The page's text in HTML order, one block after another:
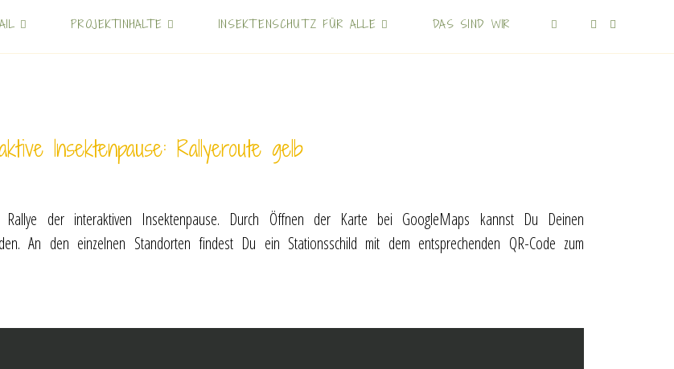
PROJEKTINHALTE INSEKTENSCHUTZ FÜR ALLE DAS SIND WIR
Insektenpause: Rallyeroute gelb
der interaktiven Insektenpause. Durch Öffnen der Karte bei GoogleMaps kannst Du Deinen
An den einzelnen Standorten findest Du ein Stationsschild mit dem entsprechenden QR-Code zum